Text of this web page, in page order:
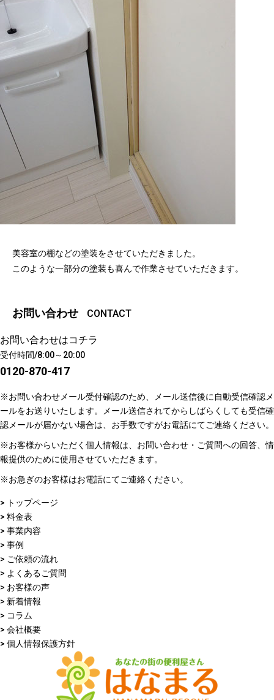
美容室の棚などの塗装をさせていただきました。
このような一部分の塗装も喜んで作業させていただきます。
お問い合わせ CONTACT
お問い合わせはコチラ
受付時間/8:00～20:00
0120-870-417
※お問い合わせメール受付確認のため、メール送信後に自動受信確認メ
ールをお送りいたします。メール送信されてからしばらくしても受信確
認メールが届かない場合は、お手数ですがお電話にてご連絡ください。
※お客様からいただく個人情報は、お問い合わせ・ご質問への回答、情
報提供のために使用させていただきます。
※お急ぎのお客様はお電話にてご連絡ください。
> トップページ
> 料金表
> 事業内容
> 事例
> ご依頼の流れ
> よくあるご質問
> お客様の声
> 新着情報
> コラム
> 会社概要
> 個人情報保護方針